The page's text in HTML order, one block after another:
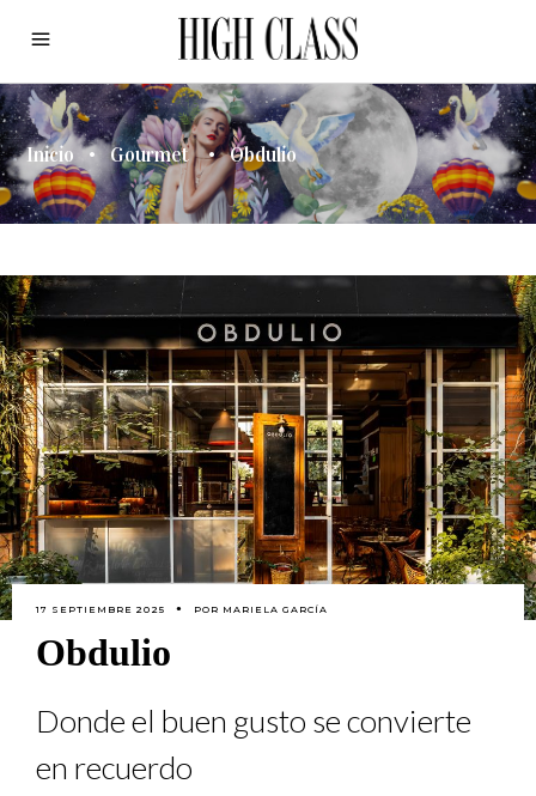
Inicio • Gourmet • Obdulio
17 SEPTIEMBRE 2025 POR MARIELA GARCÍA
Obdulio
Donde el buen gusto se convierte
en recuerdo